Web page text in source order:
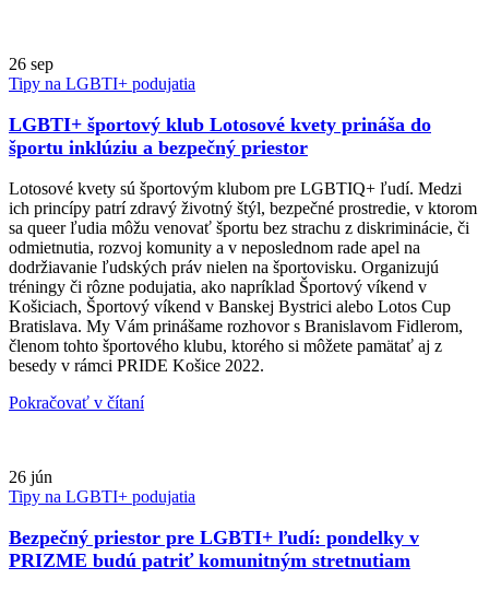
26 sep
Tipy na LGBTI+ podujatia
LGBTI+ športový klub Lotosové kvety prináša do
športu inklúziu a bezpečný priestor
Lotosové kvety sú športovým klubom pre LGBTIQ+ ľudí. Medzi
ich princípy patrí zdravý životný štýl, bezpečné prostredie, v ktorom
sa queer ľudia môžu venovať športu bez strachu z diskriminácie, či
odmietnutia, rozvoj komunity a v neposlednom rade apel na
dodržiavanie ľudských práv nielen na športovisku. Organizujú
tréningy či rôzne podujatia, ako napríklad Športový víkend v
Košiciach, Športový víkend v Banskej Bystrici alebo Lotos Cup
Bratislava. My Vám prinášame rozhovor s Branislavom Fidlerom,
členom tohto športového klubu, ktorého si môžete pamätať aj z
besedy v rámci PRIDE Košice 2022.
Pokračovať v čítaní
26 jún
Tipy na LGBTI+ podujatia
Bezpečný priestor pre LGBTI+ ľudí: pondelky v
PRIZME budú patriť komunitným stretnutiam